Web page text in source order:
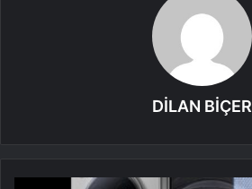
DİLAN BİÇER